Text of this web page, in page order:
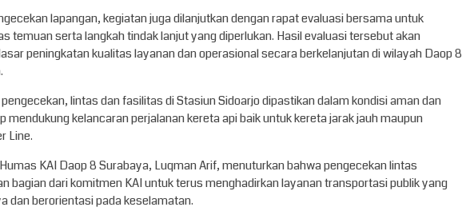
lapangan, kegiatan juga dilanjutkan dengan rapat evaluasi bersama untuk
temuan serta langkah tindak lanjut yang diperlukan. Hasil evaluasi tersebut akan
peningkatan kualitas layanan dan operasional secara berkelanjutan di wilayah Daop 8
lintas dan fasilitas di Stasiun Sidoarjo dipastikan dalam kondisi aman dan
mendukung kelancaran perjalanan kereta api baik untuk kereta jarak jauh maupun
Line.
KAI Daop 8 Surabaya, Luqman Arif, menuturkan bahwa pengecekan lintas
bagian dari komitmen KAI untuk terus menghadirkan layanan transportasi publik yang
dan berorientasi pada keselamatan.